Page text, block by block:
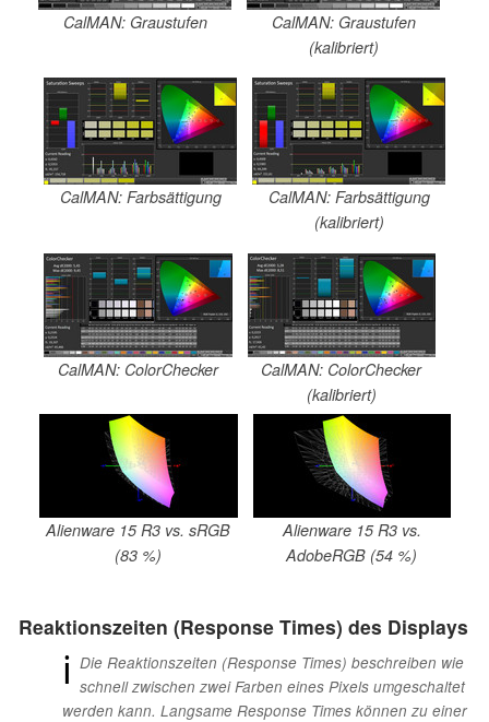
CalMAN: Graustufen
CalMAN: Graustufen
(kalibriert)
CalMAN: Farbsättigung
CalMAN: Farbsättigung
(kalibriert)
CalMAN: ColorChecker
CalMAN: ColorChecker
(kalibriert)
Alienware 15 R3 vs. sRGB
(83 %)
Alienware 15 R3 vs.
AdobeRGB (54 %)
Reaktionszeiten (Response Times) des Displays
ℹ Die Reaktionszeiten (Response Times) beschreiben wie
schnell zwischen zwei Farben eines Pixels umgeschaltet
werden kann. Langsame Response Times können zu einer